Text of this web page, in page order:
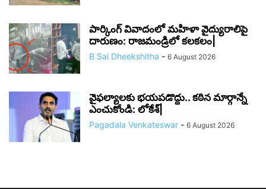
పార్కింగ్ వివాదంలో మహిళా వైద్యురాలిపై
దారుణం: రాజమండ్రిలో కలకలం|
B Sai Dheekshitha - 6 August 2026
వైఫల్యాలకు భయపడొద్దు.. కఠిన మార్గాన్నే
ఎంచుకోండి: లోకేశ్|
Pagadala Venkateswar - 6 August 2026